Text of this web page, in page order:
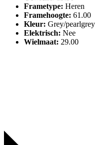
Frametype: Heren
Framehoogte: 61.00
Kleur: Grey/pearlgrey
Elektrisch: Nee
Wielmaat: 29.00